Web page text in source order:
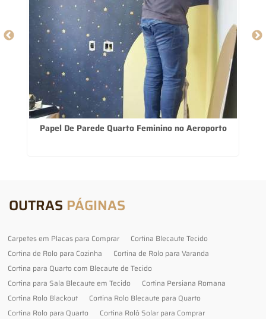
Papel De Parede Quarto Feminino no Aeroporto
OUTRAS PÁGINAS
Carpetes em Placas para Comprar
Cortina Blecaute Tecido
Cortina de Rolo para Cozinha
Cortina de Rolo para Varanda
Cortina para Quarto com Blecaute de Tecido
Cortina para Sala Blecaute em Tecido
Cortina Persiana Romana
Cortina Rolo Blackout
Cortina Rolo Blecaute para Quarto
Cortina Rolo para Quarto
Cortina Rolô Solar para Comprar